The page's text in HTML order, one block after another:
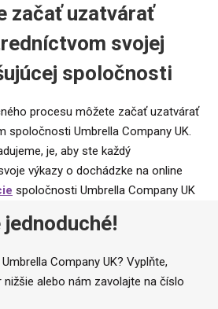
začať uzatvárať
svojej
spoločnosti
procesu môžete začať uzatvárať
spoločnosti Umbrella Company UK.
je, aby ste každý
výkazy o dochádzke na online
spoločnosti Umbrella Company UK
Company UK? Vyplňte,
alebo nám zavolajte na číslo